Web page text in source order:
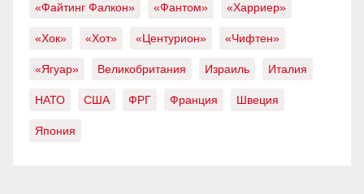
«Файтинг Фалкон» «Фантом» «Харриер»
«Хок» «Хот» «Центурион» «Чифтен»
«Ягуар» Великобритания Израиль Италия
НАТО США ФРГ Франция Швеция
Япония